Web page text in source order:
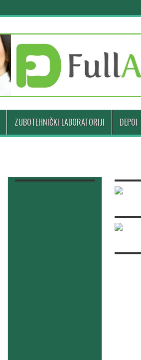
ZUBOTEHNIČKI LABORATORIJI DEPOI